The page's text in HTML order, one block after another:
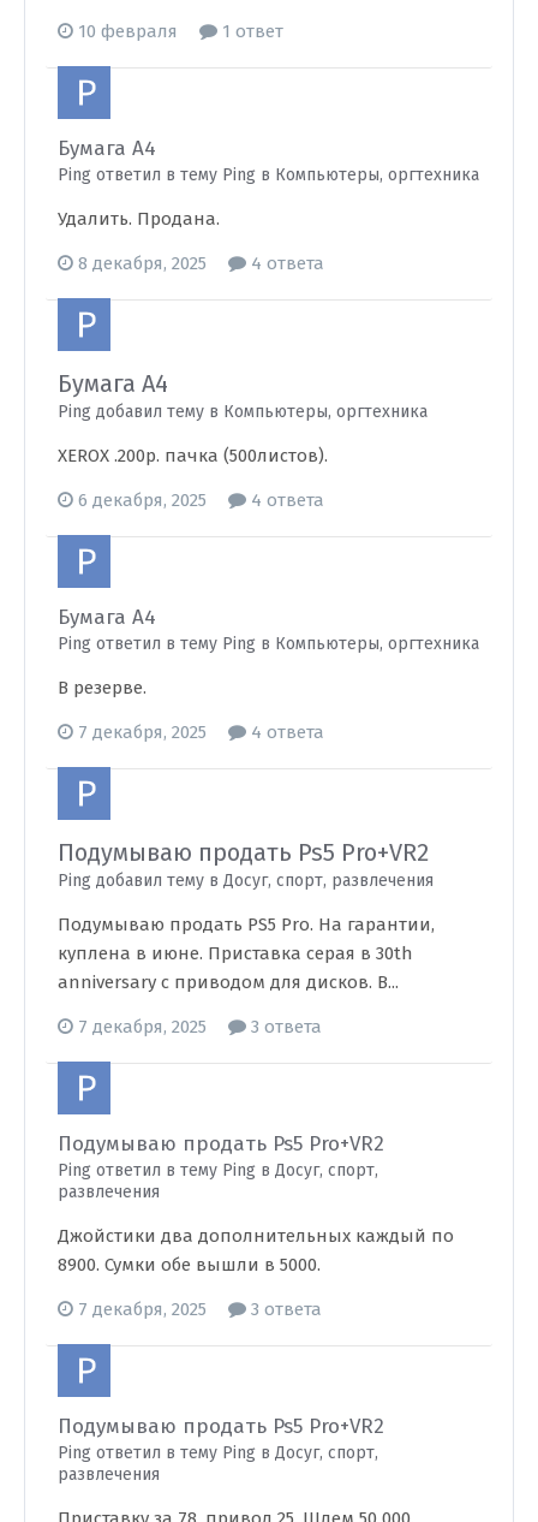
10 февраля 1 ответ
Бумага А4
Ping ответил в тему Ping в Компьютеры, оргтехника
Удалить. Продана.
8 декабря, 2025 4 ответа
Бумага А4
Ping добавил тему в Компьютеры, оргтехника
XEROX .200р. пачка (500листов).
6 декабря, 2025 4 ответа
Бумага А4
Ping ответил в тему Ping в Компьютеры, оргтехника
В резерве.
7 декабря, 2025 4 ответа
Подумываю продать Ps5 Pro+VR2
Ping добавил тему в Досуг, спорт, развлечения
Подумываю продать PS5 Pro. На гарантии,
куплена в июне. Приставка серая в 30th
anniversary с приводом для дисков. В...
7 декабря, 2025 3 ответа
Подумываю продать Ps5 Pro+VR2
Ping ответил в тему Ping в Досуг, спорт,
развлечения
Джойстики два дополнительных каждый по
8900. Сумки обе вышли в 5000.
7 декабря, 2025 3 ответа
Подумываю продать Ps5 Pro+VR2
Ping ответил в тему Ping в Досуг, спорт,
развлечения